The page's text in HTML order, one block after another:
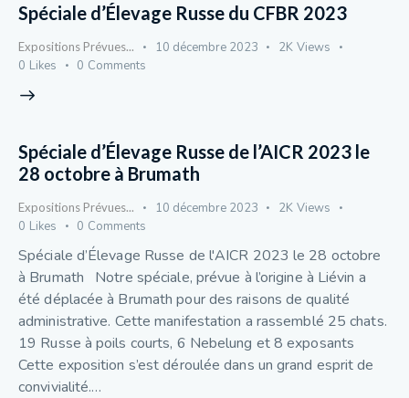
Spéciale d’Élevage Russe du CFBR 2023
Expositions Prévues... 10 décembre 2023 2K Views
0 Likes 0 Comments
Spéciale d’Élevage Russe de l’AICR 2023 le
28 octobre à Brumath
Expositions Prévues... 10 décembre 2023 2K Views
0 Likes 0 Comments
Spéciale d’Élevage Russe de l'AICR 2023 le 28 octobre
à Brumath Notre spéciale, prévue à l’origine à Liévin a
été déplacée à Brumath pour des raisons de qualité
administrative. Cette manifestation a rassemblé 25 chats.
19 Russe à poils courts, 6 Nebelung et 8 exposants
Cette exposition s’est déroulée dans un grand esprit de
convivialité.…